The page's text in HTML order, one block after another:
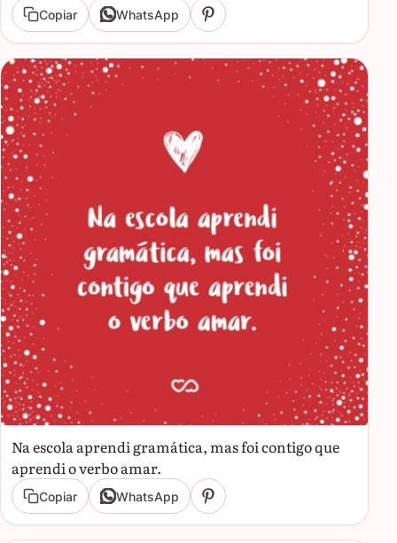
Copiar WhatsApp
Na escola aprendi gramática, mas foi contigo que
aprendi o verbo amar.
Copiar WhatsApp